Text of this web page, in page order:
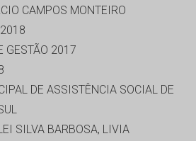
CAMPOS MONTEIRO
GESTÃO 2017
DE ASSISTÊNCIA SOCIAL DE
SILVA BARBOSA, LIVIA